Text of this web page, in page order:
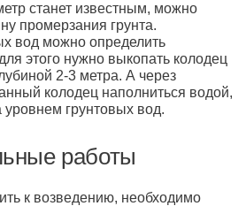
станет известным, можно
промерзания грунта.
вод можно определить
этого нужно выкопать колодец
2-3 метра. А через
колодец наполниться водой,
уровнем грунтовых вод.
работы
к возведению, необходимо